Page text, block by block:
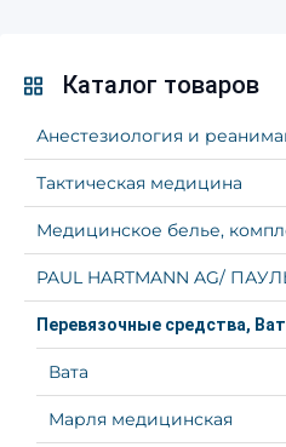
Каталог товаров
Анестезиология и
Тактическая медицина
Медицинское белье,
PAUL HARTMANN AG/
Перевязочные средства,
Вата
Марля медицинская